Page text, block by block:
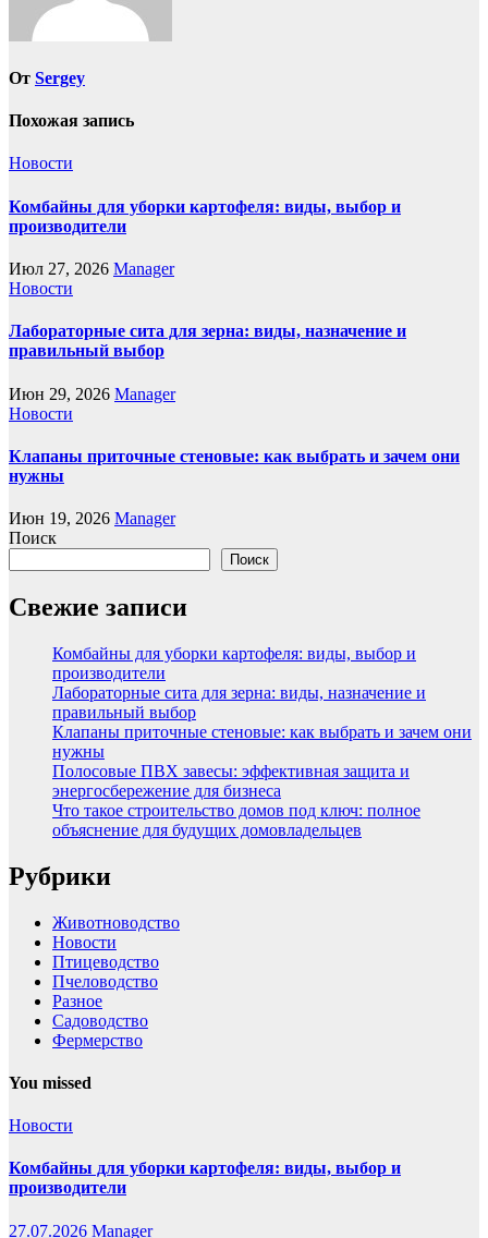
От Sergey
Похожая запись
Новости
Комбайны для уборки картофеля: виды, выбор и
производители
Июл 27, 2026 Manager
Новости
Лабораторные сита для зерна: виды, назначение и
правильный выбор
Июн 29, 2026 Manager
Новости
Клапаны приточные стеновые: как выбрать и зачем они
нужны
Июн 19, 2026 Manager
Поиск
Поиск
Свежие записи
Комбайны для уборки картофеля: виды, выбор и
производители
Лабораторные сита для зерна: виды, назначение и
правильный выбор
Клапаны приточные стеновые: как выбрать и зачем они
нужны
Полосовые ПВХ завесы: эффективная защита и
энергосбережение для бизнеса
Что такое строительство домов под ключ: полное
объяснение для будущих домовладельцев
Рубрики
Животноводство
Новости
Птицеводство
Пчеловодство
Разное
Садоводство
Фермерство
You missed
Новости
Комбайны для уборки картофеля: виды, выбор и
производители
27.07.2026 Manager